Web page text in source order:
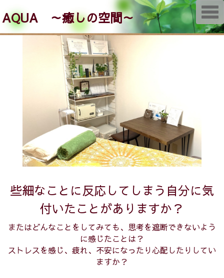
AQUA ～癒しの空間～
些細なことに反応してしまう自分に気
付いたことがありますか？
またはどんなことをしてみても、思考を遮断できないよう
に感じたことは？
ストレスを感じ、疲れ、不安になったり心配したりしてい
ますか？
T
o
g
g